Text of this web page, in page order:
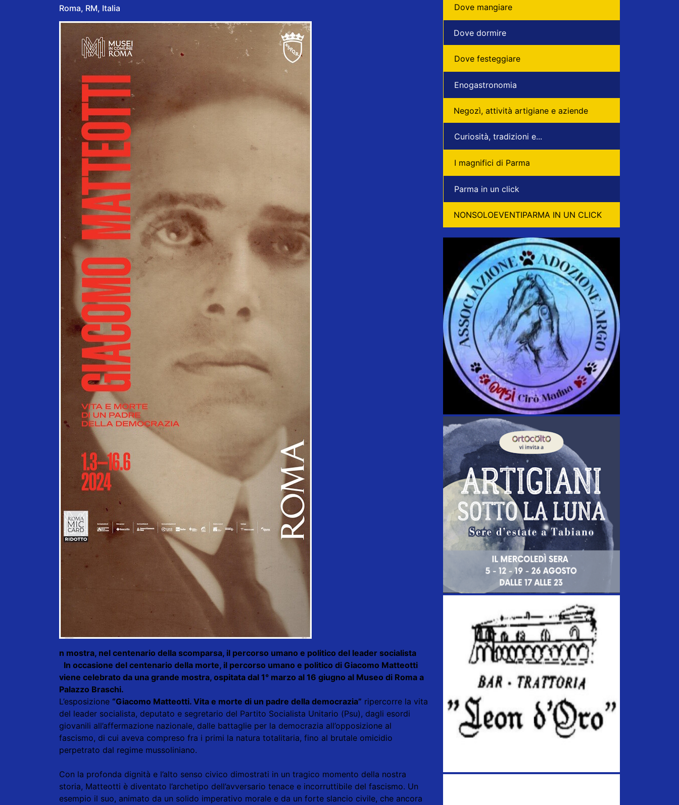
Roma, RM, Italia
n mostra, nel centenario della scomparsa, il percorso umano e politico del leader socialista
In occasione del centenario della morte, il percorso umano e politico di Giacomo Matteotti
viene celebrato da una grande mostra, ospitata dal 1° marzo al 16 giugno al Museo di Roma a
Palazzo Braschi.
L’esposizione “Giacomo Matteotti. Vita e morte di un padre della democrazia” ripercorre la vita
del leader socialista, deputato e segretario del Partito Socialista Unitario (Psu), dagli esordi
giovanili all’affermazione nazionale, dalle battaglie per la democrazia all’opposizione al
fascismo, di cui aveva compreso fra i primi la natura totalitaria, fino al brutale omicidio
perpetrato dal regime mussoliniano.
Con la profonda dignità e l’alto senso civico dimostrati in un tragico momento della nostra
storia, Matteotti è diventato l’archetipo dell’avversario tenace e incorruttibile del fascismo. Un
esempio il suo, animato da un solido imperativo morale e da un forte slancio civile, che ancora
Dove mangiare
Dove dormire
Dove festeggiare
Enogastronomia
Negozì, attività artigiane e aziende
Curiosità, tradizioni e...
I magnifici di Parma
Parma in un click
NONSOLOEVENTIPARMA IN UN CLICK